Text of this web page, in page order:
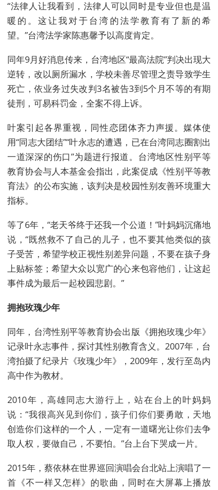
“法律人让我看到，法律人可以同时是专业但也是温
暖的。这让我对于台湾的法学教育有了新的希
望。”台湾法学家陈惠馨予以高度肯定。
同年9月好消息传来，台湾地区“最高法院”判决出现大
逆转，改以厕所漏水，学校未善尽管理之责导致学生
死亡，依业务过失改判3名被告3到5个月不等的有期
徒刑，可易科罚金，全案不得上诉。
叶案引起各界重视，同性恋团体齐力声援。媒体使
用“同志大团结”“叶永志的遭遇，已在台湾同志圈割出
一道深深的伤口”为题进行报道。台湾地区性别平等
教育协会与人本基金会指出，此案促成《性别平等教
育法》的公布实施，该判决是校园性别友善环境重大
指标。
等了6年，“老天爷终于还我一个公道！”叶妈妈沉痛地
说，“既然救不了自己的儿子，也不要其他类似的孩
子受苦，希望学校正视性别差异问题，不要在孩子身
上贴标签；希望大众以宽广的心来包容他们，让这起
事件成为最后一起校园悲剧。”
拥抱玫瑰少年
同年，台湾性别平等教育协会出版《拥抱玫瑰少年》
记录叶永志事件，探讨其性别教育含义。2007年，台
湾拍摄了纪录片《玫瑰少年》，2009年，发行至岛内
高中作为教材。
2010年，高雄同志大游行上，站在台上的叶妈妈
说：“我很高兴见到你们，孩子们你们要勇敢，天地
创造你们这样的一个人，一定有一道曙光让你们去争
取人权，要做自己，不要怕。”台上台下哭成一片。
2015年，蔡依林在世界巡回演唱会台北站上演唱了一
首《不一样又怎样》的歌曲，同时在大屏幕上播放